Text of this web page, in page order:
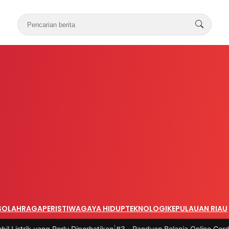
OLAHRAGAPERISTIWAGAYA HIDUPTEKNOLOGIKEPULAUAN RIAU